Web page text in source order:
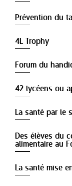
Prévention du
4L Trophy
Forum du
42 lycéens ou
La santé par le
Des élèves du
alimentaire au
La santé mise